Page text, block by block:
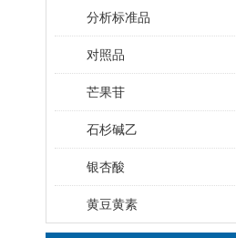
分析标准品
对照品
芒果苷
石杉碱乙
银杏酸
黄豆黄素